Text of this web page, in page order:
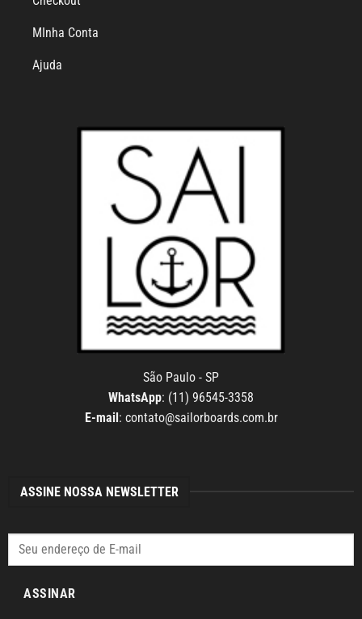
MInha Conta
Ajuda
São Paulo - SP
WhatsApp: (11) 96545-3358
E-mail: contato@sailorboards.com.br
ASSINE NOSSA NEWSLETTER
ASSINAR